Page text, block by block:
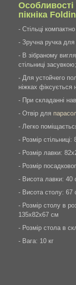
пікніка
- Стільці
- Зручна ручка для
- В зібраному
стільниці засувкою;
- Для устойчего
ніжках
- При складанні
- Отвір для
- Легко
- Розмір стільниці:
- Розмір лавки:
- Розмір
- Висота лавки: 40
- Висота столу: 67
- Розмір столу в
135х82х67 см
- Розмір стола в
- Вага: 10 кг